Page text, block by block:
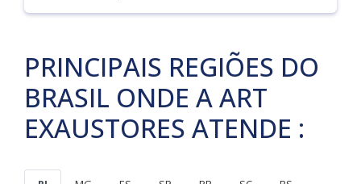
PRINCIPAIS REGIÕES DO
BRASIL ONDE A ART
EXAUSTORES ATENDE :